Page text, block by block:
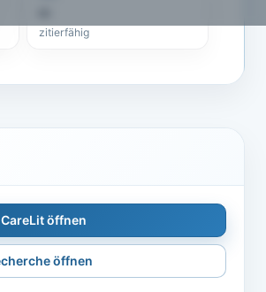
zitierfähig
öffnen
öffnen